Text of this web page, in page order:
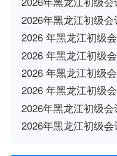
2026年黑龙江初级
2026 年黑龙江初级
2026 年黑龙江初级
2026 年黑龙江初级
2026 年黑龙江初级
2026年黑龙江初级
2026年黑龙江初级